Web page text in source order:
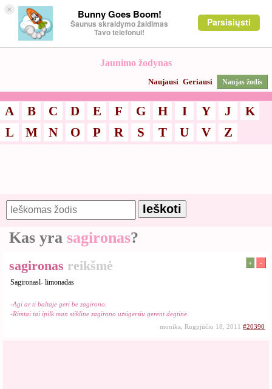
× Bunny Goes Boom!
Šaunus skraidymo žaidimas
Tavo telefonui!
Parsisiųsti
Jaunimo žodynas
Naujausi Geriausi Naujas žodis
A B C D E F G H I Y J
K
L
M N O P R S T U V Z
Kas yra sagironas?
sagironas reikšmė + -
Sagironasl- limonadas
-Agi ar ti baltaje geri be zagirono.
-Rimtai tai ipilk man stikline zagirono uzsigersiu gerent degtine.
monika, Rugpjūčio 18, 2011#20390